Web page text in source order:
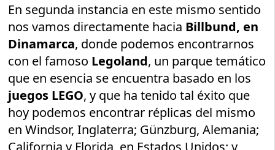
En segunda instancia en este mismo sentido
nos vamos directamente hacia Billbund, en
Dinamarca, donde podemos encontrarnos
con el famoso Legoland, un parque temático
que en esencia se encuentra basado en los
juegos LEGO, y que ha tenido tal éxito que
hoy podemos encontrar réplicas del mismo
en Windsor, Inglaterra; Günzburg, Alemania;
California y Florida, en Estados Unidos; y